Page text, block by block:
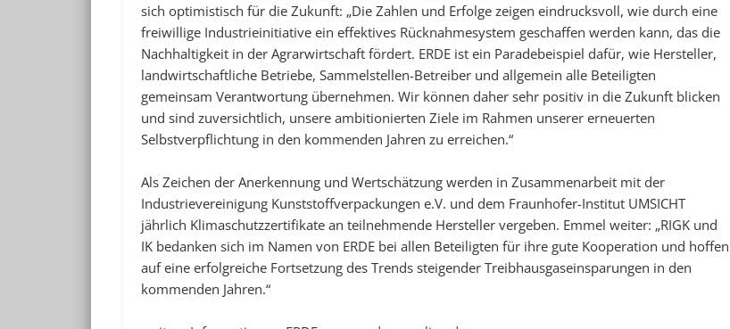
sich optimistisch für die Zukunft: „Die Zahlen und Erfolge zeigen eindrucksvoll, wie durch eine
freiwillige Industrieinitiative ein effektives Rücknahmesystem geschaffen werden kann, das die
Nachhaltigkeit in der Agrarwirtschaft fördert. ERDE ist ein Paradebeispiel dafür, wie Hersteller,
landwirtschaftliche Betriebe, Sammelstellen-Betreiber und allgemein alle Beteiligten
gemeinsam Verantwortung übernehmen. Wir können daher sehr positiv in die Zukunft blicken
und sind zuversichtlich, unsere ambitionierten Ziele im Rahmen unserer erneuerten
Selbstverpflichtung in den kommenden Jahren zu erreichen.“
Als Zeichen der Anerkennung und Wertschätzung werden in Zusammenarbeit mit der
Industrievereinigung Kunststoffverpackungen e.V. und dem Fraunhofer-Institut UMSICHT
jährlich Klimaschutzzertifikate an teilnehmende Hersteller vergeben. Emmel weiter: „RIGK und
IK bedanken sich im Namen von ERDE bei allen Beteiligten für ihre gute Kooperation und hoffen
auf eine erfolgreiche Fortsetzung des Trends steigender Treibhausgaseinsparungen in den
kommenden Jahren.“